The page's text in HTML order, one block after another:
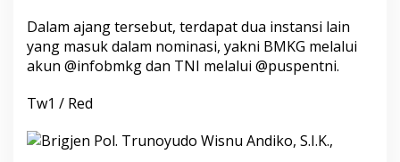
Dalam ajang tersebut, terdapat dua instansi lain
yang masuk dalam nominasi, yakni BMKG melalui
akun @infobmkg dan TNI melalui @puspentni.
Tw1 / Red